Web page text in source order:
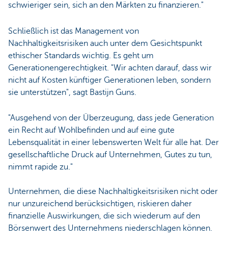
schwieriger sein, sich an den Märkten zu finanzieren."
Schließlich ist das Management von
Nachhaltigkeitsrisiken auch unter dem Gesichtspunkt
ethischer Standards wichtig. Es geht um
Generationengerechtigkeit. "Wir achten darauf, dass wir
nicht auf Kosten künftiger Generationen leben, sondern
sie unterstützen", sagt Bastijn Guns.
"Ausgehend von der Überzeugung, dass jede Generation
ein Recht auf Wohlbefinden und auf eine gute
Lebensqualität in einer lebenswerten Welt für alle hat. Der
gesellschaftliche Druck auf Unternehmen, Gutes zu tun,
nimmt rapide zu."
Unternehmen, die diese Nachhaltigkeitsrisiken nicht oder
nur unzureichend berücksichtigen, riskieren daher
finanzielle Auswirkungen, die sich wiederum auf den
Börsenwert des Unternehmens niederschlagen können.